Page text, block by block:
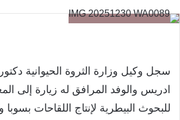
سجل وكيل وزارة الثروة الحيوانية
ادريس والوفد المرافق له زيارة إلى
للبحوث البيطرية لإنتاج اللقاحات